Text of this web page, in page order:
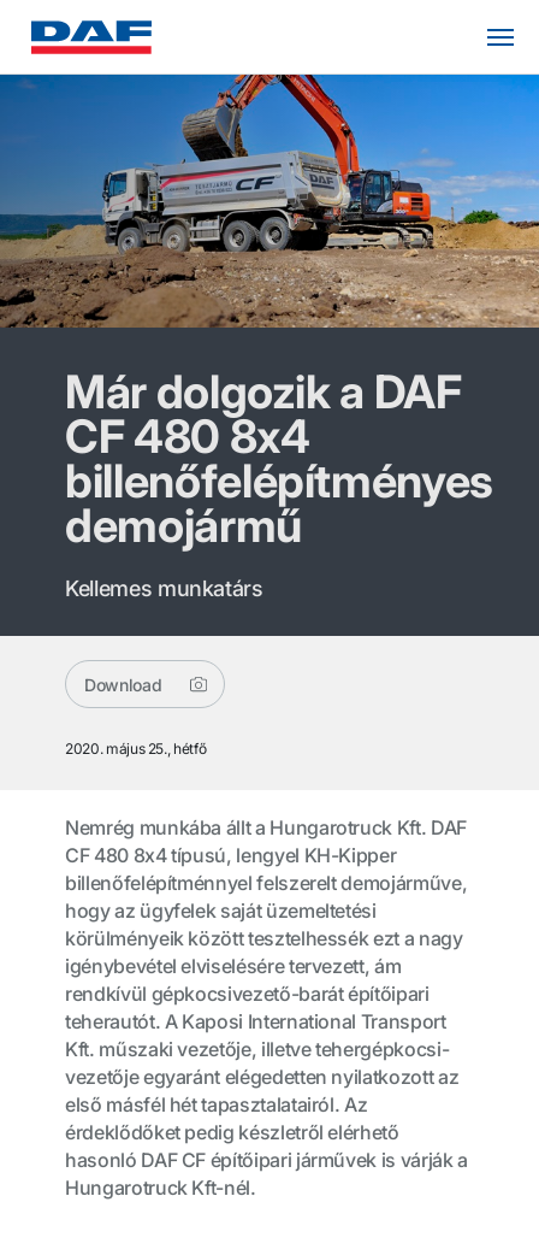
Már dolgozik a DAF
CF 480 8x4
billenőfelépítményes
demojármű
Kellemes munkatárs
Download
2020. május 25., hétfő
Nemrég munkába állt a Hungarotruck Kft. DAF
CF 480 8x4 típusú, lengyel KH-Kipper
billenőfelépítménnyel felszerelt demojárműve,
hogy az ügyfelek saját üzemeltetési
körülményeik között tesztelhessék ezt a nagy
igénybevétel elviselésére tervezett, ám
rendkívül gépkocsivezető-barát építőipari
teherautót. A Kaposi International Transport
Kft. műszaki vezetője, illetve tehergépkocsi-
vezetője egyaránt elégedetten nyilatkozott az
első másfél hét tapasztalatairól. Az
érdeklődőket pedig készletről elérhető
hasonló DAF CF építőipari járművek is várják a
Hungarotruck Kft-nél.